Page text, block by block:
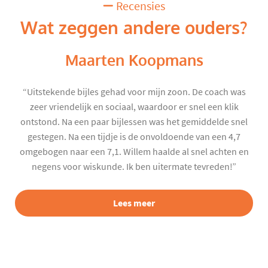
Recensies
Wat zeggen andere ouders?
Maarten Koopmans
“Uitstekende bijles gehad voor mijn zoon. De coach was
zeer vriendelijk en sociaal, waardoor er snel een klik
ontstond. Na een paar bijlessen was het gemiddelde snel
gestegen. Na een tijdje is de onvoldoende van een 4,7
omgebogen naar een 7,1. Willem haalde al snel achten en
negens voor wiskunde. Ik ben uitermate tevreden!”
Lees meer